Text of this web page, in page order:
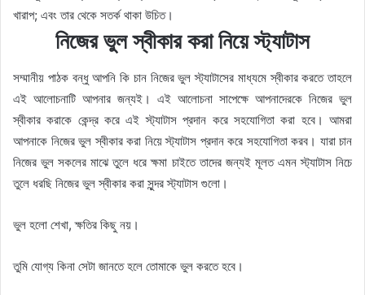
খারাপ; এবং তার থেকে সতর্ক থাকা উচিত।
নিজের ভুল স্বীকার করা নিয়ে স্ট্যাটাস
সম্মানীয় পাঠক বন্ধু আপনি কি চান নিজের ভুল স্ট্যাটাসের মাধ্যমে স্বীকার করতে তাহলে
এই আলোচনাটি আপনার জন্যই। এই আলোচনা সাপেক্ষে আপনাদেরকে নিজের ভুল
স্বীকার করাকে কেন্দ্র করে এই স্ট্যাটাস প্রদান করে সহযোগিতা করা হবে। আমরা
আপনাকে নিজের ভুল স্বীকার করা নিয়ে স্ট্যাটাস প্রদান করে সহযোগিতা করব। যারা চান
নিজের ভুল সকলের মাঝে তুলে ধরে ক্ষমা চাইতে তাদের জন্যই মূলত এমন স্ট্যাটাস নিচে
তুলে ধরছি নিজের ভুল স্বীকার করা সুন্দর স্ট্যাটাস গুলো।
ভুল হলো শেখা, ক্ষতির কিছু নয়।
তুমি যোগ্য কিনা সেটা জানতে হলে তোমাকে ভুল করতে হবে।